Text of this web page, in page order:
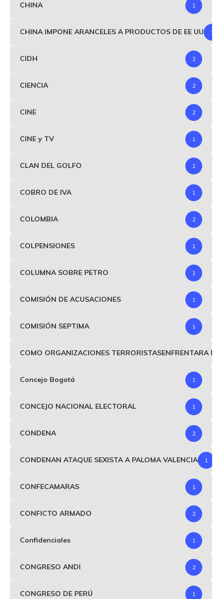
CHINA 1
CHINA IMPONE ARANCELES A PRODUCTOS DE EE UU 1
CIDH 2
CIENCIA 2
CINE 2
CINE y TV 1
CLAN DEL GOLFO 1
COBRO DE IVA 1
COLOMBIA 2
COLPENSIONES 1
COLUMNA SOBRE PETRO 1
COMISIÓN DE ACUSACIONES 1
COMISIÓN SEPTIMA 1
COMO ORGANIZACIONES TERRORISTASENFRENTARA
Concejo Bogotá 1
CONCEJO NACIONAL ELECTORAL 1
CONDENA 2
CONDENAN ATAQUE SEXISTA A PALOMA VALENCIA 1
CONFECAMARAS 1
CONFICTO ARMADO 2
Confidenciales 1
CONGRESO ANDI 2
CONGRESO DE PERÚ 1